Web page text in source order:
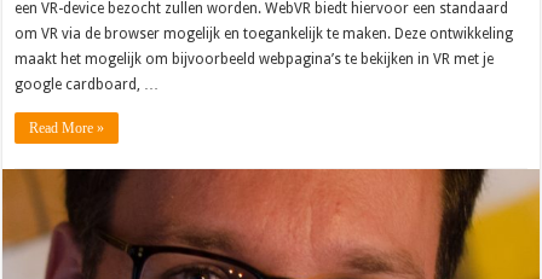
een VR-device bezocht zullen worden. WebVR biedt hiervoor een standaard
om VR via de browser mogelijk en toegankelijk te maken. Deze ontwikkeling
maakt het mogelijk om bijvoorbeeld webpagina’s te bekijken in VR met je
google cardboard, …
Read More »